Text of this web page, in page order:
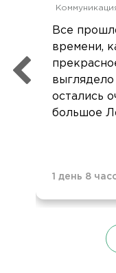
Все
времени,
остались
большое
1 день 8